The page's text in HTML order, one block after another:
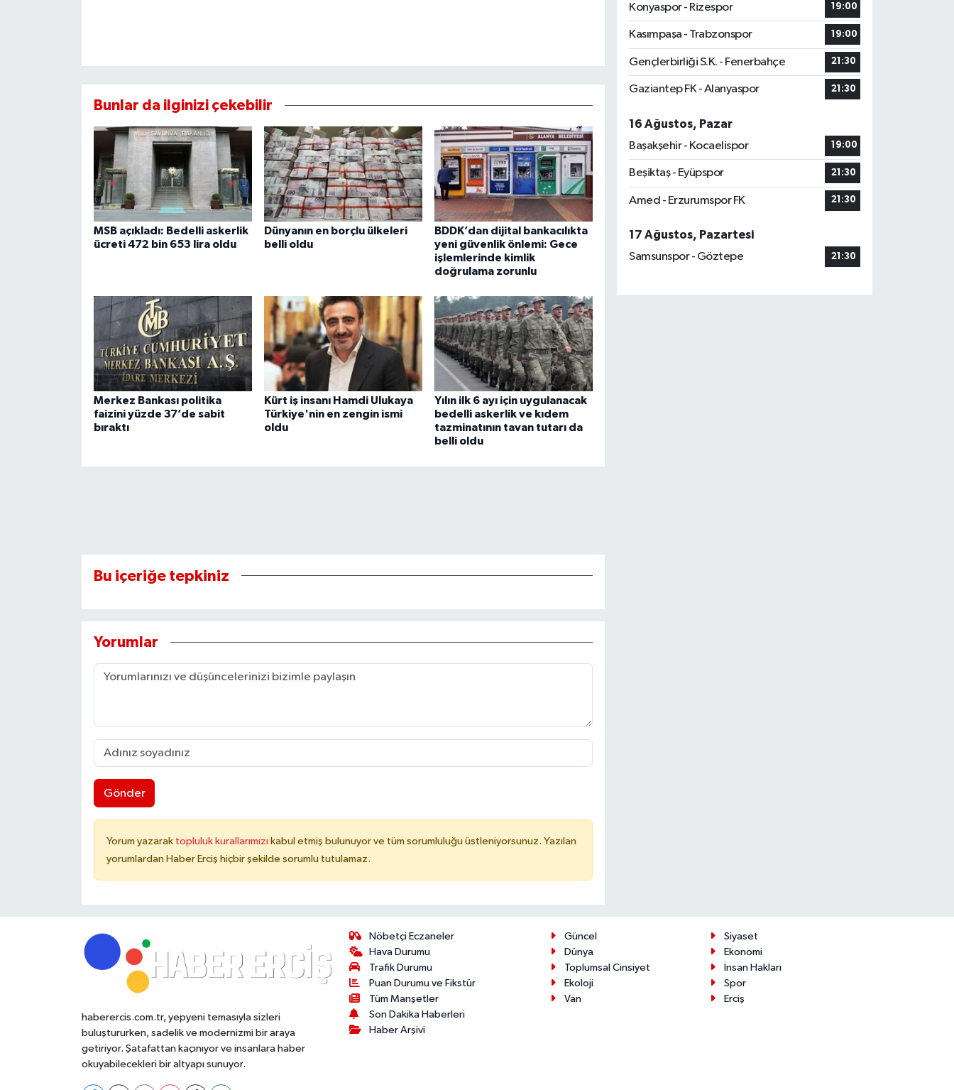
Bunlar da ilginizi çekebilir
MSB açıkladı: Bedelli askerlik
ücreti 472 bin 653 lira oldu
Dünyanın en borçlu ülkeleri
belli oldu
BDDK’dan dijital bankacılıkta
yeni güvenlik önlemi: Gece
işlemlerinde kimlik
doğrulama zorunlu
Merkez Bankası politika
faizini yüzde 37’de sabit
bıraktı
Kürt iş insanı Hamdi Ulukaya
Türkiye'nin en zengin ismi
oldu
Yılın ilk 6 ayı için uygulanacak
bedelli askerlik ve kıdem
tazminatının tavan tutarı da
belli oldu
Bu içeriğe tepkiniz
Yorumlar
Gönder
Yorum yazarak topluluk kurallarımızı kabul etmiş bulunuyor ve tüm sorumluluğu üstleniyorsunuz. Yazılan
yorumlardan Haber Erciş hiçbir şekilde sorumlu tutulamaz.
Konyaspor - Rizespor
19:00
Kasımpaşa - Trabzonspor 19:00
Gençlerbirliği S.K. - Fenerbahçe 21:30
Gaziantep FK - Alanyaspor 21:30
16 Ağustos, Pazar
Başakşehir - Kocaelispor
19:00
Beşiktaş - Eyüpspor 21:30
Amed - Erzurumspor FK 21:30
17 Ağustos, Pazartesi
Samsunspor - Göztepe
21:30
haberercis.com.tr, yepyeni temasıyla sizleri
buluştururken, sadelik ve modernizmi bir araya
getiriyor. Şatafattan kaçınıyor ve insanlara haber
okuyabilecekleri bir altyapı sunuyor.
Nöbetçi Eczaneler
Hava Durumu
Trafik Durumu
Puan Durumu ve Fikstür
Tüm Manşetler
Son Dakika Haberleri
Haber Arşivi
Güncel
Siyaset
Dünya
Ekonomi
Toplumsal Cinsiyet
İnsan Hakları
Ekoloji
Spor
Van
Erciş